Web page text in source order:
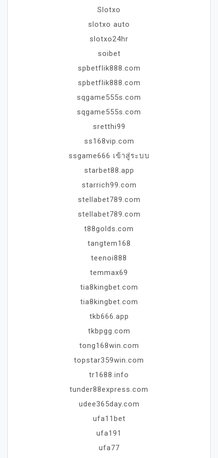
Slotxo
slotxo auto
slotxo24hr
soibet
spbetflik888.com
spbetflik888.com
sqgame555s.com
sqgame555s.com
sretthi99
ss168vip.com
ssgame666 เข้าสู่ระบบ
starbet88.app
starrich99.com
stellabet789.com
stellabet789.com
t88golds.com
tangtem168
teenoi888
temmax69
tia8kingbet.com
tia8kingbet.com
tkb666.app
tkbpgg.com
tong168win.com
topstar359win.com
tr1688.info
tunder88express.com
udee365day.com
ufa11bet
ufa191
ufa77